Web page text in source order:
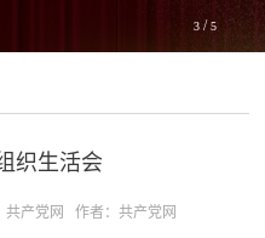
4 /5
织生活会
共产党网 作者：共产党网